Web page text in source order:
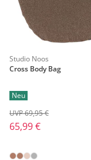
Studio Noos
Cross Body Bag
Neu
65,99 €
UVP 69,95 €